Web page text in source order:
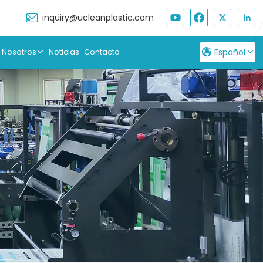
inquiry@ucleanplastic.com
Noticias Contacto Español
English
Français
Русский